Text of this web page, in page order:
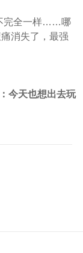
完全一样……哪
消失了，最强
今天也想出去玩